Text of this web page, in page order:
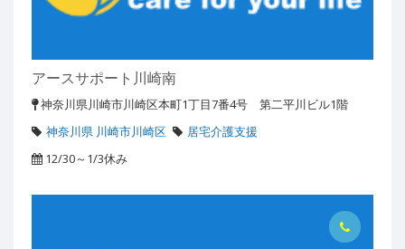
アースサポート川崎南
神奈川県川崎市川崎区本町1丁目7番4号 第二平川ビル1階
神奈川県 川崎市川崎区
居宅介護支援
12/30～1/3休み